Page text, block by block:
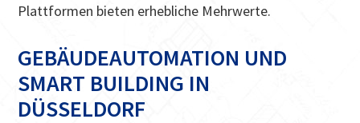
Plattformen bieten erhebliche Mehrwerte.
GEBÄUDEAUTOMATION UND
SMART BUILDING IN
DÜSSELDORF